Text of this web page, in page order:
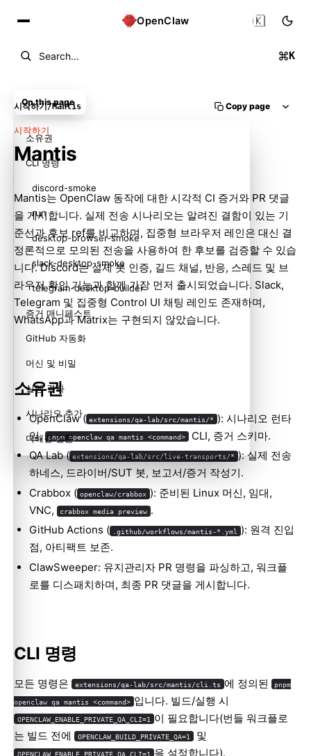
OpenClaw
Search... K
🇰🇷
시작하기/Mantis Copy page
시작하기
Mantis
Mantis는 OpenClaw 동작에 대한 시각적 CI 증거와 PR 댓글
을 게시합니다. 실제 전송 시나리오는 알려진 결함이 있는 기
준선과 후보 ref를 비교하며, 집중형 브라우저 레인은 대신 결
정론적으로 모의된 전송을 사용하여 한 후보를 검증할 수 있습
니다. Discord는 실제 봇 인증, 길드 채널, 반응, 스레드 및 브
라우저 확인 기능과 함께 가장 먼저 출시되었습니다. Slack,
Telegram 및 집중형 Control UI 채팅 레인도 존재하며,
WhatsApp과 Matrix는 구현되지 않았습니다.
소유권
OpenClaw ( extensions/qa-lab/src/mantis/* ): 시나리오 런타
임, pnpm openclaw qa mantis <command>
CLI, 증거 스키마.
QA Lab ( extensions/qa-lab/src/live-transports/* ): 실제 전송
하네스, 드라이버/SUT 봇, 보고서/증거 작성기.
Crabbox ( openclaw/crabbox ): 준비된 Linux 머신, 임대,
VNC,
crabbox media preview .
GitHub Actions (
.github/workflows/mantis-*.yml
): 원격 진입
점, 아티팩트 보존.
ClawSweeper: 유지관리자 PR 명령을 파싱하고, 워크플
로를 디스패치하며, 최종 PR 댓글을 게시합니다.
CLI 명령
모든 명령은 extensions/qa-lab/src/mantis/cli.ts 에 정의된 pnpm
openclaw qa mantis <command> 입니다. 빌드/실행 시
OPENCLAW_ENABLE_PRIVATE_QA_CLI=1 이 필요합니다(번들 워크플로
는 빌드 전에
OPENCLAW_BUILD_PRIVATE_QA=1 및
OPENCLAW_ENABLE_PRIVATE_QA_CLI=1 을 설정합니다).
On this page
소유권
CLI 명령
discord-smoke
run
desktop-browser-smoke
slack-desktop-smoke
telegram-desktop-builder
증거 매니페스트
GitHub 자동화
머신 및 비밀
실행 결과
시나리오 추가
미해결 질문